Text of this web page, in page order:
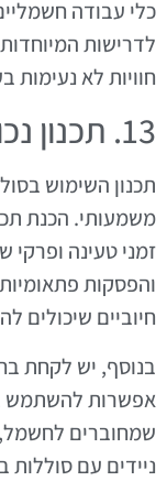
כלי עבודה
לדרישות
חוויות לא נעימות
13. תכנון נכון של השימוש בסוללה
תכנון השימוש
משמעותי. הכנת
זמני טעינה ופרקי
והפסקות
חיוביים שיכולים
בנוסף, יש לקחת
אפשרות להשתמש
שמחוברים
ניידים עם